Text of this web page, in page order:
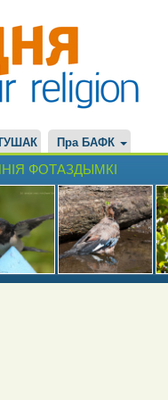
Пра БАФК
ФОТАЗДЫМКІ